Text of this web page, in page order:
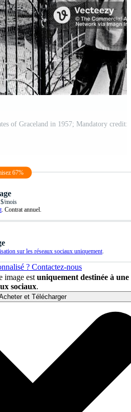
67%
mois
. Contrat annuel.
sur les réseaux sociaux uniquement
? Contactez-nous
image est uniquement destinée à une
sociaux.
et Télécharger